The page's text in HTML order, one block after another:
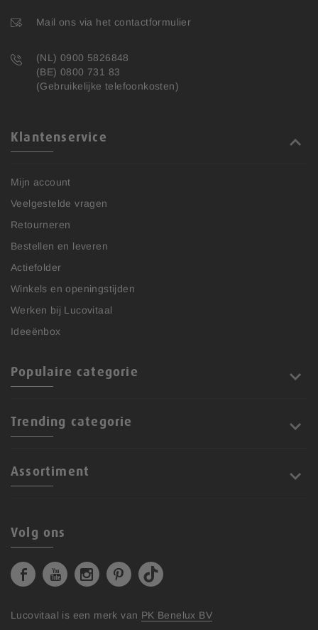
Mail ons via het contactformulier
(NL) 0900 5826848
(BE) 0800 731 83
(Gebruikelijke telefoonkosten)
Klantenservice
Mijn account
Veelgestelde vragen
Retourneren
Bestellen en leveren
Actiefolder
Winkels en openingstijden
Werken bij Lucovitaal
Ideeënbox
Populaire categorie
Trending categorie
Assortiment
Volg ons
Lucovitaal is een merk van PK Benelux BV